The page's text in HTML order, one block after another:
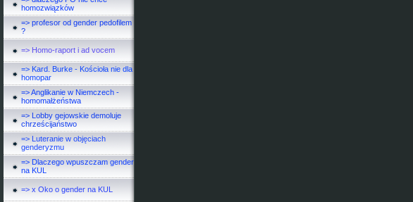
homozwiązków
=> profesor od gender pedofilem
?
=> Homo-raport i ad vocem
=> Kard. Burke - Kościoła nie dla
homopar
=> Anglikanie w Niemczech -
homomałżeństwa
=> Lobby gejowskie demoluje
chrześcijaństwo
=> Luteranie w objęciach
genderyzmu
=> Dlaczego wpuszczam gender
na KUL
=> x Oko o gender na KUL